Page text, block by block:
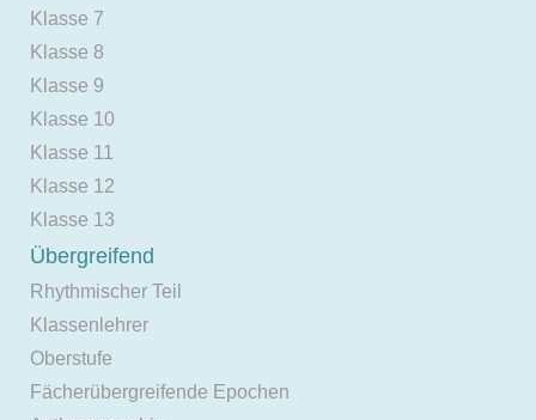
Klasse 7
Klasse 8
Klasse 9
Klasse 10
Klasse 11
Klasse 12
Klasse 13
Übergreifend
Rhythmischer Teil
Klassenlehrer
Oberstufe
Fächerübergreifende Epochen